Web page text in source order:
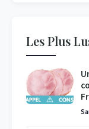
Les Plus